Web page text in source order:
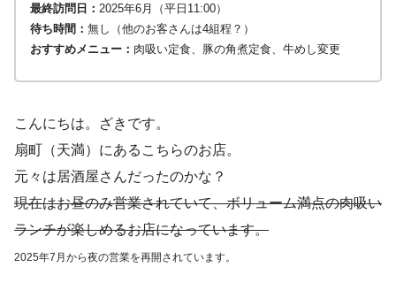
最終訪問日： 2025年6月（平日11:00）
待ち時間： 無し（他のお客さんは4組程？）
おすすめメニュー： 肉吸い定食、豚の角煮定食、牛めし変更
こんにちは。ざきです。
扇町（天満）にあるこちらのお店。
元々は居酒屋さんだったのかな？
現在はお昼のみ営業されていて、ボリューム満点の肉吸い
ランチが楽しめるお店になっています。
2025年7月から夜の営業を再開されています。